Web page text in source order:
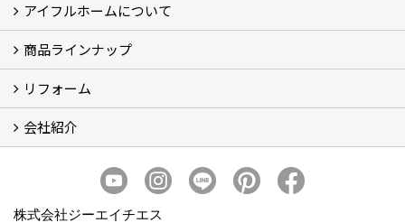
ブログ
現場レポート
アイフルホームについて
アイフルホームについて (5)
商品ラインナップ
商品ラインナップ
リフォーム
まるごと断熱リフォーム
イベント情報
施工事例
会社紹介
スタッフ紹介
個人情報保護方針
株式会社ジーエイチエス